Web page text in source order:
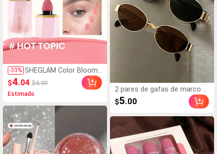
-33% SHEGLAM Color Bloom
Rubor LíQuido-Hot Topi
c Colorete Marca De Bel
leza CosméTica Maquill
s
$4.04 $5.99
Estimado
2 pares de gafas de marco o
valado de metal vintage, gafa
s decorativas de moda unise
splazamientos, uso diario, es
tilo Office Siren
$5.00